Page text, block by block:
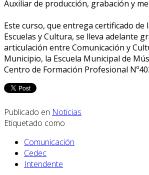
Auxiliar de producción, grabación y
Este curso, que entrega certificado de
Escuelas y Cultura, se lleva adelante
articulación entre Comunicación y
Municipio, la Escuela Municipal de
Centro de Formación Profesional
Publicado en Noticias
Etiquetado como
Comunicación
Cedec
Intendente